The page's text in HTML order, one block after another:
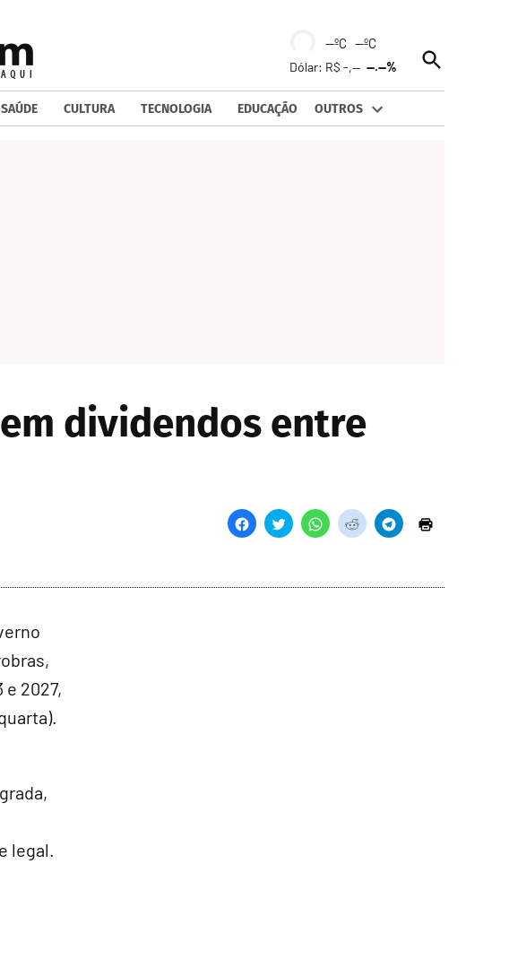
--ºC --ºC
Dólar: R$ -,----.--%
Open
Search
SAÚDE CULTURA TECNOLOGIA EDUCAÇÃO OUTROS
dividendos entre
2027,
legal.